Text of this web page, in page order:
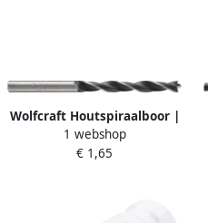
Wolfcraft Houtspiraalboor |
CV | Ø6 x 94mm | 1 stuk
7606010
1 webshop
€ 1,65